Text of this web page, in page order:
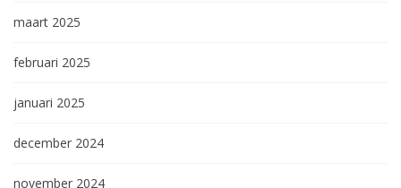
maart 2025
februari 2025
januari 2025
december 2024
november 2024